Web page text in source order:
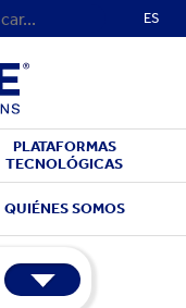
ES
PLATAFORMAS
TECNOLÓGICAS
QUIÉNES SOMOS